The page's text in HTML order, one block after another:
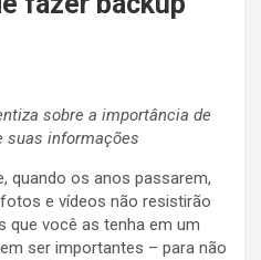
sobre a importância de
suas informações
quando os anos passarem,
e vídeos não resistirão
que você as tenha em um
ser importantes – para não